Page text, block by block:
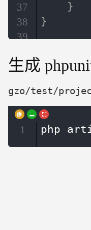
}
}
37
38
39
生成
gzo/test/project
php
1